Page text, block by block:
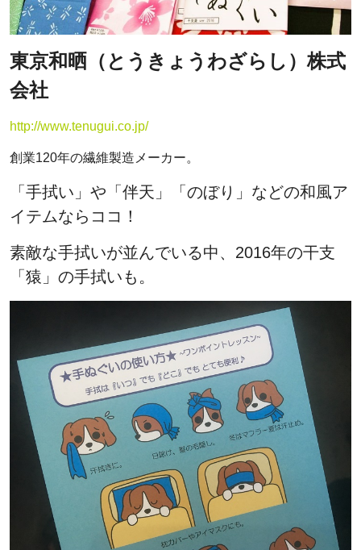
東京和晒（とうきょうわざらし）株式
会社
http://www.tenugui.co.jp/
創業120年の繊維製造メーカー。
「手拭い」や「伴天」「のぼり」などの和風ア
イテムならココ！
素敵な手拭いが並んでいる中、2016年の干支
「猿」の手拭いも。